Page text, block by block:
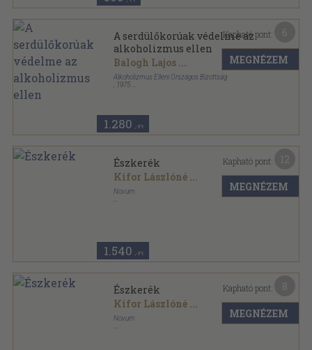
A serdülőkorúak védelme az
alkoholizmus ellen
Balogh Lajos ...
Alkoholizmus Elleni Országos Bizottság
1975
1.280 ,-Ft
Kapható pont:
MEGNÉZEM
Észkerék
Kifor Lászlóné ...
Novum
1.540 ,-Ft
Kapható pont:
MEGNÉZEM
Észkerék
Kifor Lászlóné ...
Novum
Kapható pont:
MEGNÉZEM